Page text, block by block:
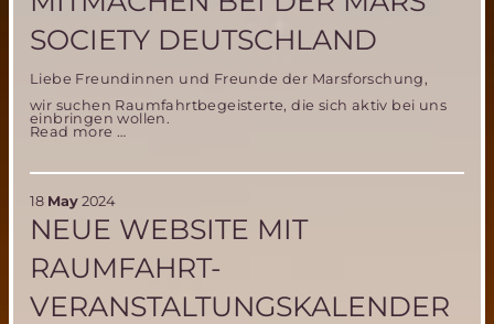
SOCIETY DEUTSCHLAND
Liebe Freundinnen und Freunde der Marsforschung,
wir suchen Raumfahrtbegeisterte, die sich aktiv bei uns
einbringen wollen.
Read more …
Mars
18 May 2024
NEUE WEBSITE MIT
RAUMFAHRT-
VERANSTALTUNGSKALENDER